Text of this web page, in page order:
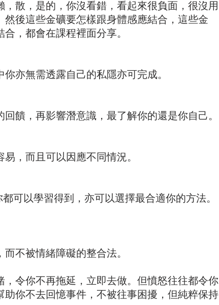
散，是的，你沒看錯，看起來很負面，很沒用
後這些金礦要怎樣跟身體感應結合，這些金
，都會在課程裡面分享。
亦無需透露自己的私隱亦可完成。
饋，再影響潛意識，最了解你的還是你自己。
，而且可以因應不同情況。
可以學習得到，亦可以選擇最合適你的方法。
不被情緒障礙的整合法。
令你不再拖延，立即去做。但憤怒往往都令你
你不去回憶事件，不被往事困擾，但純粹保持